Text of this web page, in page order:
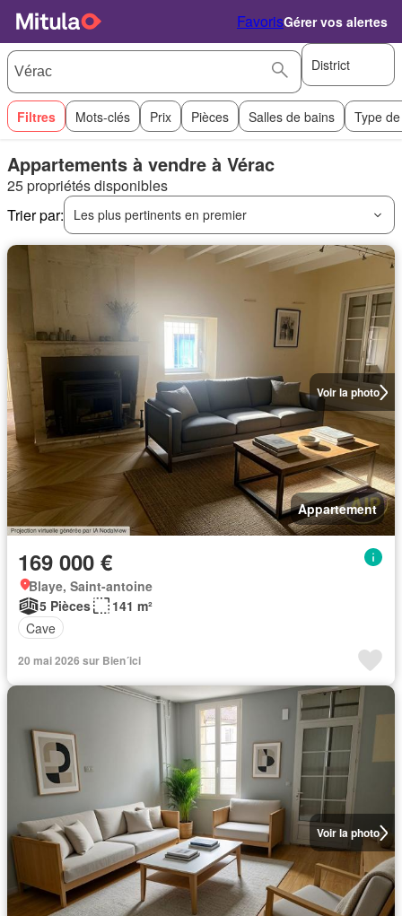
FavorisGérer vos alertes
District
Filtres Mots-clés Prix Pièces Salles de bains Type
Appartements à vendre à Vérac
25 propriétés disponibles
Trier par:
Les plus pertinents en premier
Voir la photo
Appartement
169 000 €
Blaye, Saint-antoine
5 Pièces
141 m²
Cave
20 mai 2026 sur Bien´ici
Voir la photo